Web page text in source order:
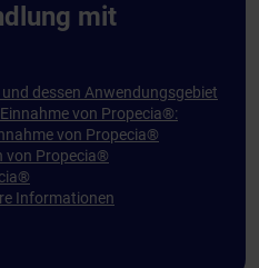
mit
dessen Anwendungsgebiet
von Propecia®:
von Propecia®
von Propecia®
Informationen